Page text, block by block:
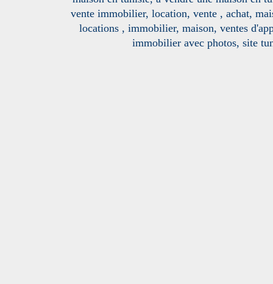
vente immobilier, location, vente , achat,
locations , immobilier, maison, ventes
immobilier avec photos, site